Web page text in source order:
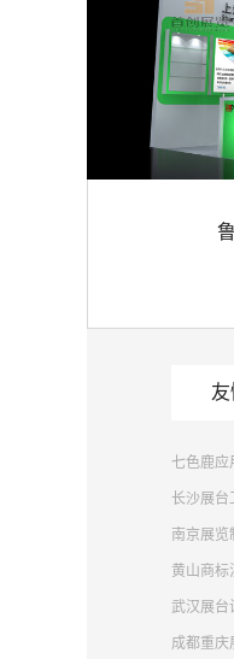
七色鹿应
长沙展台
南京展览
黄山商标
武汉展台
成都重庆